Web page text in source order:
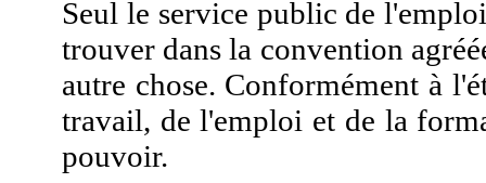
Seul le service public de
trouver dans la convention
autre chose. Conformément à
travail, de l'emploi et de la
pouvoir.